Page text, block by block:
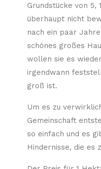
Grundstücke von 5,
überhaupt nicht
nach ein paar
schönes großes
wollen sie es
irgendwann
groß ist.
Um es zu
Gemeinschaft
so einfach und es
Hindernisse, die es